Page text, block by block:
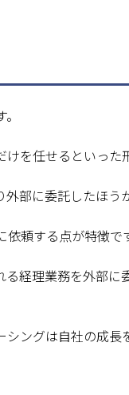
を任せるといった
部に委託したほう
頼する点が特徴で
経理業務を外部
ングは自社の成